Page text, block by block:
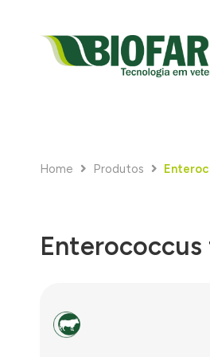
Home Produtos